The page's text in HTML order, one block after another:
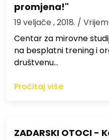
promjena!"
19 veljače , 2018. /
Centar za mirovne
na besplatni trening i
društvenu…
Pročitaj više
ZADARSKI OTOCI -